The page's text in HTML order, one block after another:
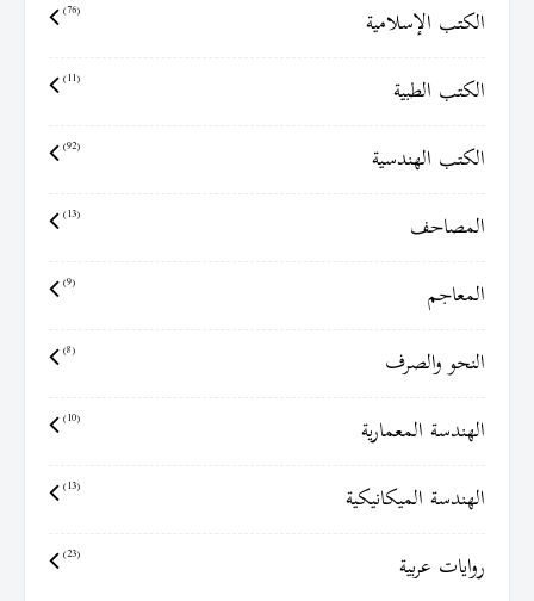
الكتب الإسلامية (76)
الكتب الطبية (11)
الكتب الهندسية (92)
المصاحف (13)
المعاجم (9)
النحو والصرف (8)
الهندسة المعمارية (10)
الهندسة الميكانيكية (13)
روايات عربية (23)